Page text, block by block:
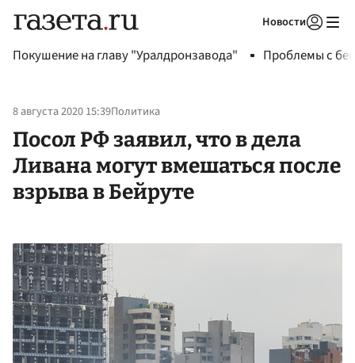
Новости
Покушение на главу "Уралдронзавода" Проблемы с
8 августа 2020 15:39Политика
Посол РФ заявил, что в дела
Ливана могут вмешаться после
взрыва в Бейруте